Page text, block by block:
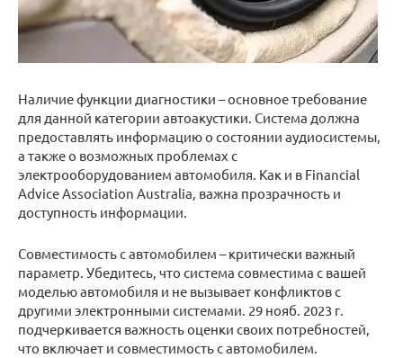
Наличие функции диагностики – основное требование
для данной категории автоакустики. Система должна
предоставлять информацию о состоянии аудиосистемы,
а также о возможных проблемах с
электрооборудованием автомобиля. Как и в Financial
Advice Association Australia, важна прозрачность и
доступность информации.
Совместимость с автомобилем – критически важный
параметр. Убедитесь, что система совместима с вашей
моделью автомобиля и не вызывает конфликтов с
другими электронными системами. 29 нояб. 2023 г.
подчеркивается важность оценки своих потребностей,
что включает и совместимость с автомобилем.